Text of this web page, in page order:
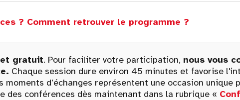
? Comment retrouver le programme ?
gratuit. Pour faciliter votre participation, nous vous
Chaque session dure environ 45 minutes et favorise
d’échanges représentent une occasion unique
des conférences dès maintenant dans la rubrique «